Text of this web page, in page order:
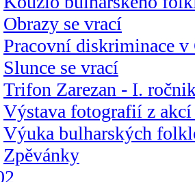
Obrazy se vrací
Pracovní diskriminace
Slunce se vrací
Trifon Zarezan - I.
Výstava fotografií z akcí
Výuka bulharských
Zpěvánky